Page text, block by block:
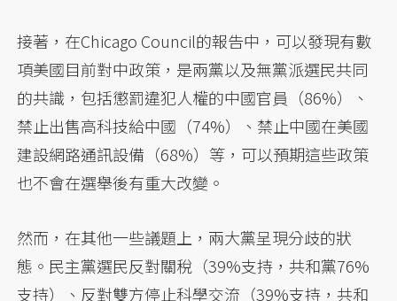
接著，在Chicago Council的報告中，可以發現有數
項美國目前對中政策，是兩黨以及無黨派選民共同
的共識，包括懲罰違犯人權的中國官員（86%）、
禁止出售高科技給中國（74%）、禁止中國在美國
建設網路通訊設備（68%）等，可以預期這些政策
也不會在選舉後有重大改變。
然而，在其他一些議題上，兩大黨呈現分歧的狀
態。民主黨選民反對關稅（39%支持，共和黨76%
支持）、反對雙方停止科學交流（39%支持，共和